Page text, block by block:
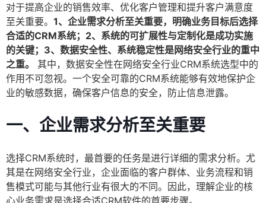
对于提高企业的销售效率、优化客户管理和提升客户满意度
至关重要。 1、企业需求分析至关重要，明确业务目标后选择
合适的CRM系统；2、系统的可扩展性与定制化是成功实施
的关键；3、数据安全性、系统稳定性是网络安全行业的重中
之重。
其中，数据安全性在网络安全行业CRM系统选型中的
作用不可忽视。一个安全可靠的CRM系统能够有效地保护企
业的敏感数据，确保客户信息的安全，防止信息泄露。
一、企业需求分析至关重要
选择CRM系统时，最首要的任务是进行详细的需求分析。尤
其是在网络安全行业，企业面临的客户群体、业务流程和销
售模式可能与其他行业有很大的不同。因此，理解企业的核